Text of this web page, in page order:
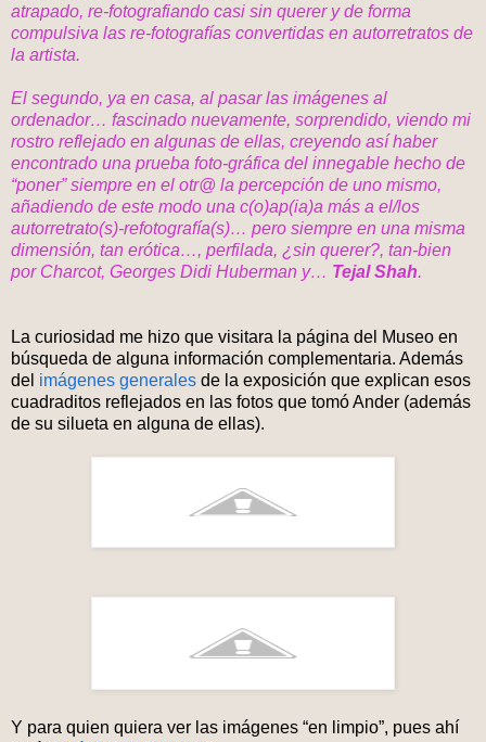
atrapado, re-fotografiando casi sin querer y de forma
compulsiva las re-fotografías convertidas en autorretratos de
la artista.
El segundo, ya en casa, al pasar las imágenes al
ordenador… fascinado nuevamente, sorprendido, viendo mi
rostro reflejado en algunas de ellas, creyendo así haber
encontrado una prueba foto-gráfica del innegable hecho de
“poner” siempre en el otr@ la percepción de uno mismo,
añadiendo de este modo una c(o)ap(ia)a más a el/los
autorretrato(s)-refotografía(s)… pero siempre en una misma
dimensión, tan erótica…, perfilada, ¿sin querer?, tan-bien
por Charcot, Georges Didi Huberman y… Tejal Shah.
La curiosidad me hizo que visitara la página del Museo en
búsqueda de alguna información complementaria. Además
del imágenes generales de la exposición que explican esos
cuadraditos reflejados en las fotos que tomó Ander (además
de su silueta en alguna de ellas).
Y para quien quiera ver las imágenes “en limpio”, pues ahí